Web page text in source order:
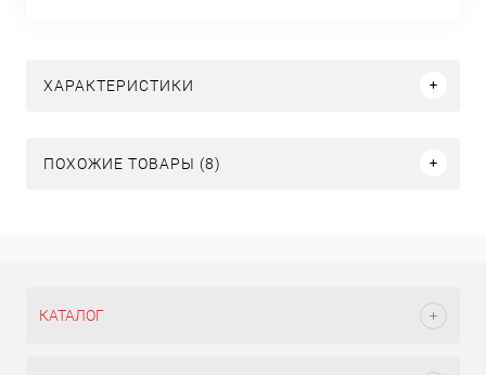
ХАРАКТЕРИСТИКИ
ПОХОЖИЕ ТОВАРЫ (8)
КАТАЛОГ